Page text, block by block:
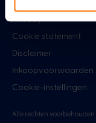
Privacy
Cookie statement
Disclaimer
Inkoopvoorwaarden
Cookie-instellingen
Alle rechten voorbehouden